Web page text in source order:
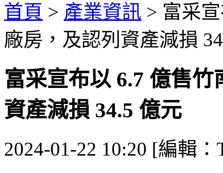
首頁 > 產業資訊 > 富采
廠房，及認列資產減損
富采宣布以 6.7 億售
資產減損 34.5 億元
2024-01-22 10:20 [編輯